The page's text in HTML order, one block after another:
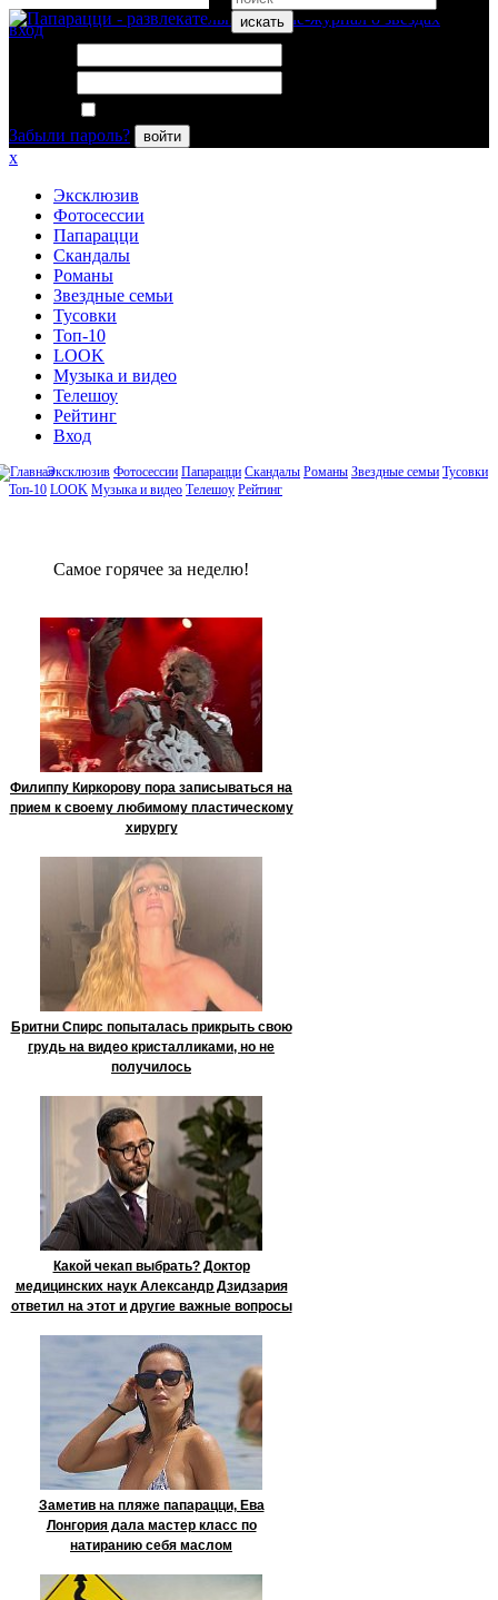
искать
вход
Забыли пароль?
войти
x
Эксклюзив
Фотосессии
Папарацци
Скандалы
Романы
Звездные семьи
Тусовки
Топ-10
LOOK
Музыка и видео
Телешоу
Рейтинг
Вход
Эксклюзив Фотосессии Папарацци Скандалы Романы Звездные семьи Тусовки
Топ-10 LOOK Музыка и видео Телешоу Рейтинг
Сaмое гoрячее за неделю!
Филиппу Киркорову пора записываться на
прием к своему любимому пластическому
хирургу
Бритни Спирс попыталась прикрыть свою
грудь на видео кристалликами, но не
получилось
Какой чекап выбрать? Доктор
медицинских наук Александр Дзидзария
ответил на этот и другие важные вопросы
Заметив на пляже папарацци, Ева
Лонгория дала мастер класс по
натиранию себя маслом